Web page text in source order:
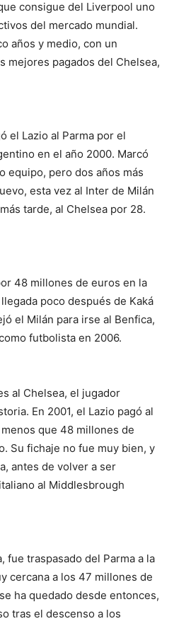
consigue del Liverpool uno
del mercado mundial.
años y medio, con un
mejores pagados del Chelsea,
el Lazio al Parma por el
en el año 2000. Marcó
equipo, pero dos años más
esta vez al Inter de Milán
tarde, al Chelsea por 28.
48 millones de euros en la
poco después de Kaká
el Milán para irse al Benfica,
futbolista en 2006.
al Chelsea, el jugador
En 2001, el Lazio pagó al
que 48 millones de
Su fichaje no fue muy bien, y
antes de volver a ser
al Middlesbrough
fue traspasado del Parma a la
cercana a los 47 millones de
ha quedado desde entonces,
tras el descenso a los